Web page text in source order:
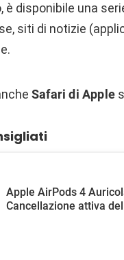
è disponibile una
siti di notizie
Safari di Apple
Apple AirPods 4
Cancellazione attiva